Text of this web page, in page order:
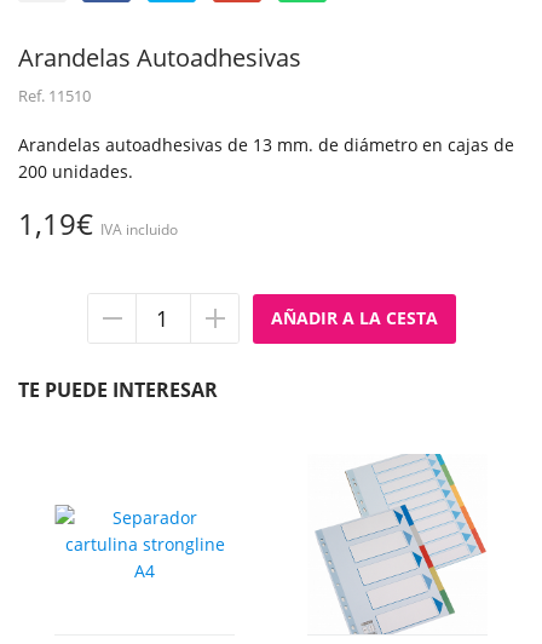
Arandelas Autoadhesivas
Ref. 11510
Arandelas autoadhesivas de 13 mm. de diámetro en cajas de
200 unidades.
1,19€ IVA incluido
TE PUEDE INTERESAR